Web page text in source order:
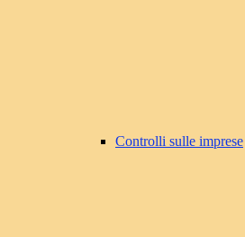
Controlli sulle imprese